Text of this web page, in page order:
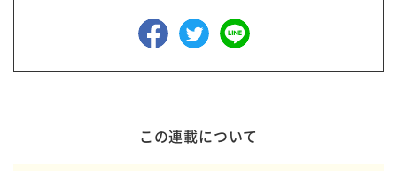
この連載について